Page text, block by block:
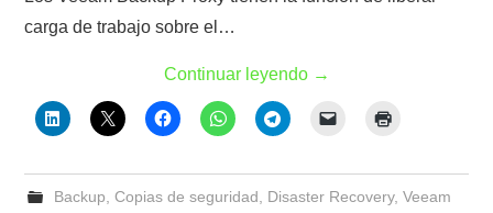
carga de trabajo sobre el…
Continuar leyendo →
Backup Copias de seguridad Disaster Recovery, Veeam